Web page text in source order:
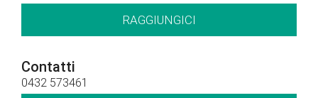
RAGGIUNGICI
Contatti
0432 573461